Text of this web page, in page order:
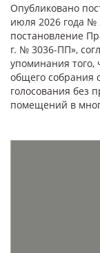
Опубликовано
июля 2026 года
постановление
г. № 3036-ПП»,
упоминания того,
общего собрания
голосования без
помещений в